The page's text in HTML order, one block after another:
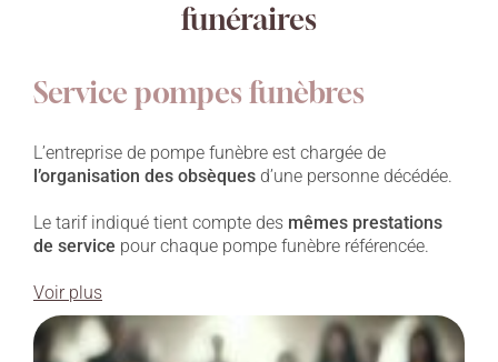
funéraires
Service pompes funèbres
L’entreprise de pompe funèbre est chargée de
l’organisation des obsèques d’une personne décédée.
Le tarif indiqué tient compte des mêmes prestations
de service pour chaque pompe funèbre référencée.
Voir plus